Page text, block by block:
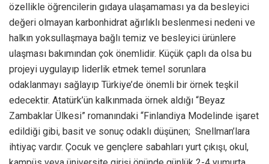
özellikle öğrencilerin gıdaya ulaşamaması ya da besleyici
değeri olmayan karbonhidrat ağırlıklı beslenmesi nedeni ve
halkın yoksullaşmaya bağlı temiz ve besleyici ürünlere
ulaşması bakımından çok önemlidir. Küçük çaplı da olsa bu
projeyi uygulayıp liderlik etmek temel sorunlara
odaklanmayı sağlayıp Türkiye’de önemli bir örnek teşkil
edecektir. Atatürk’ün kalkınmada örnek aldığı “Beyaz
Zambaklar Ülkesi” romanındaki “Finlandiya Modelinde işaret
edildiği gibi, basit ve sonuç odaklı düşünen; Snellman’lara
ihtiyaç vardır. Çocuk ve gençlere sabahları yurt çıkışı, okul,